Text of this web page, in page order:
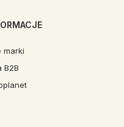
marki
B2B